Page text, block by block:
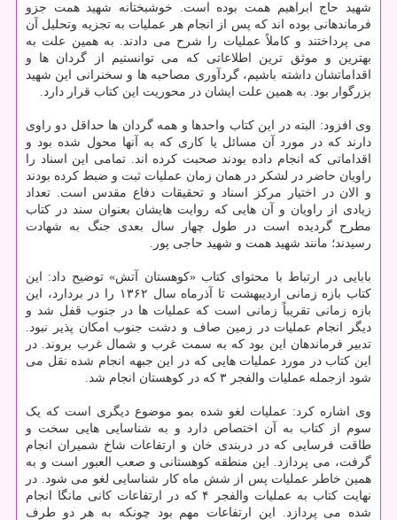
شهید حاج ابراهیم همت بوده است. خوشبختانه شهید همت جزو
فرماندهانی بوده اند که پس از انجام هر عملیات به تجزیه وتحلیل آن
می پرداختند و کاملاً عملیات را شرح می دادند. به همین علت به
بهترین و موثق ترین اطلاعاتی که می توانستیم از گردان ها و
اقداماتشان داشته باشیم، گردآوری مصاحبه ها و سخنرانی این شهید
بزرگوار بود. به همین علت ایشان در محوریت این کتاب قرار دارد.
وی افزود: البته در این کتاب واحدها و همه گردان ها حداقل دو راوی
دارند که در مورد آن مسائل یا کاری که به آنها محول شده بود و
اقداماتی که انجام داده بودند صحبت کرده اند. تمامی این اسناد را
راویان حاضر در لشکر در همان زمان عملیات ثبت و ضبط کرده بودند
و الان در اختیار مرکز اسناد و تحقیقات دفاع مقدس است. تعداد
زیادی از راویان و آن هایی که روایت هایشان بعنوان سند در کتاب
مطرح گردیده است در طول چهار سال بعدی جنگ به شهادت
رسیدند؛ مانند شهید همت و شهید حاجی پور.
بابایی در ارتباط با محتوای کتاب «کوهستان آتش» توضیح داد: این
کتاب بازه زمانی اردیبهشت تا آذرماه سال ۱۳۶۲ را در بردارد، این
بازه زمانی تقریباً زمانی است که عملیات ها در جنوب قفل شد و
دیگر انجام عملیات در زمین صاف و دشت جنوب امکان پذیر نبود.
تدبیر فرماندهان این بود که به سمت غرب و شمال غرب بروند. در
این کتاب در مورد عملیات هایی که در این جبهه انجام شده نقل می
شود ازجمله عملیات والفجر ۳ که در کوهستان انجام شد.
وی اشاره کرد: عملیات لغو شده بمو موضوع دیگری است که یک
سوم از کتاب به آن اختصاص دارد و به شناسایی هایی سخت و
طاقت فرسایی که در دربندی خان و ارتفاعات شاخ شمیران انجام
گرفت، می پردازد. این منطقه کوهستانی و صعب العبور است و به
همین خاطر عملیات پس از شش ماه کار شناسایی لغو می شود. در
نهایت کتاب به عملیات والفجر ۴ که در ارتفاعات کانی مانگا انجام
شده می پردازد. این ارتفاعات مهم بود چونکه به هر دو طرف